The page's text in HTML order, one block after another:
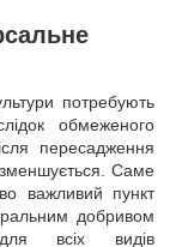
потребують
обмеженого
пересадження
зменшується. Саме
важливий пункт
добривом
всіх видів